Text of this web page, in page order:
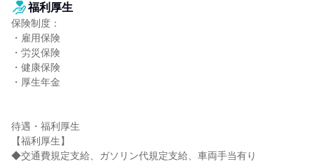
福利厚生
保険制度：
・雇用保険
・労災保険
・健康保険
・厚生年金
待遇・福利厚生
【福利厚生】
◆交通費規定支給、ガソリン代規定支給、車両手当有り